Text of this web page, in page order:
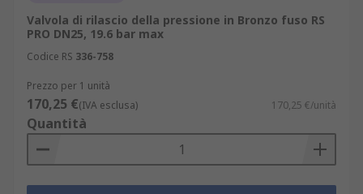
Valvola di rilascio della pressione in Bronzo fuso RS
PRO DN25, 19.6 bar max
Codice RS 336-758
Prezzo per 1 unità
170,25 €(IVA esclusa) 170,25 €/unità
Quantità